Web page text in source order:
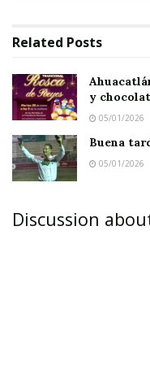
IXTLÁN DEL RÍO.-
personal que se
Protección Civil y
Related Posts
y
05/01/2026
Buena
05/01/2026
Discussion